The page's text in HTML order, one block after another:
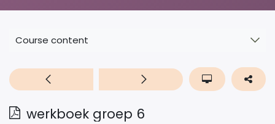
Course content
werkboek groep 6